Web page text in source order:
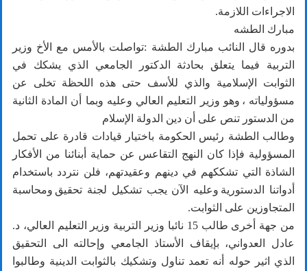
الاجراءات اللازمة.
مبارك الطشه
بدوره قال النائب مبارك الطشة :تواصلت بالأمس مع الأخ وزير
التربية فيما يتعلق بحادثة الدكتور الجامعي الذي يشكك في
الثوابت الإسلامية والذي للأسف حتى هذه اللحظة تخلى عن
مسؤولياته ، وهو وزير التعليم العالي وعليه وبما أن المادة الثانية
من الدستور تنص على أن دين الدولة الإسلام
‏وطالب الطشة رئيس الحكومة باختيار قيادات قادرة على تحمل
المسؤولية فإذا كان النهج التقاعس عن حماية أبنائنا من الأفكار
الشاذة التي تشككهم في دينهم وعقيدتهم، فلن نتردد باستخدام
أدواتنا الدستورية وعليه الآن يجب تشكيل لجنة تحقيق ومحاسبة
المتجاوزين على الثوابت.
من جهة أخرى طالب 15 نائبا وزير التربية وزير التعليم العالي، د.
عادل العدواني، بإيقاف الأستاذ الجامعي وإحالته الى التحقيق
الذي اثير حوله أنه تعمد تناول وتشكيك بالثوابت الدينية وطالبوا